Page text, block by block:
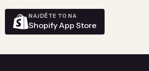
NAJDĚTE TO NA
Shopify App Store